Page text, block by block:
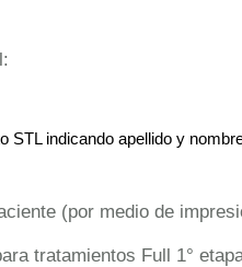
STL indicando apellido y
(por medio de
tratamientos Full 1°